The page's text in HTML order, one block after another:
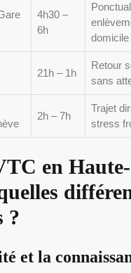
4h30 –
6h
domicile
21h – 1h
Retour
sans
2h – 7h
Trajet
stress
en
?
et la